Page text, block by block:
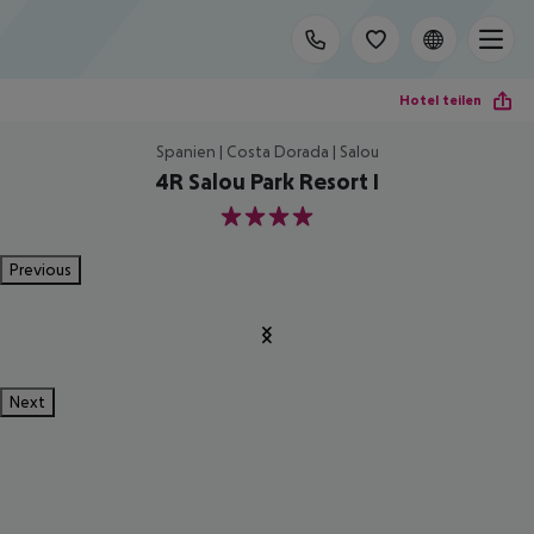
Hotel teilen
Spanien | Costa Dorada | Salou
4R Salou Park Resort I
4
Previous
Next